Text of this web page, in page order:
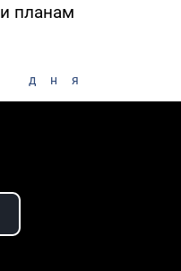
планам
дня
Video